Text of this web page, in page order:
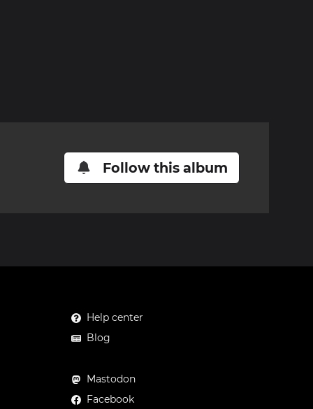
Follow this album
Help center
Blog
Mastodon
Facebook